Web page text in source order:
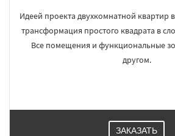
Идеей проекта двухкомнатной квартир
трансформация простого квадрата в
Все помещения и функциональные
другом.
ЗАКАЗАТЬ